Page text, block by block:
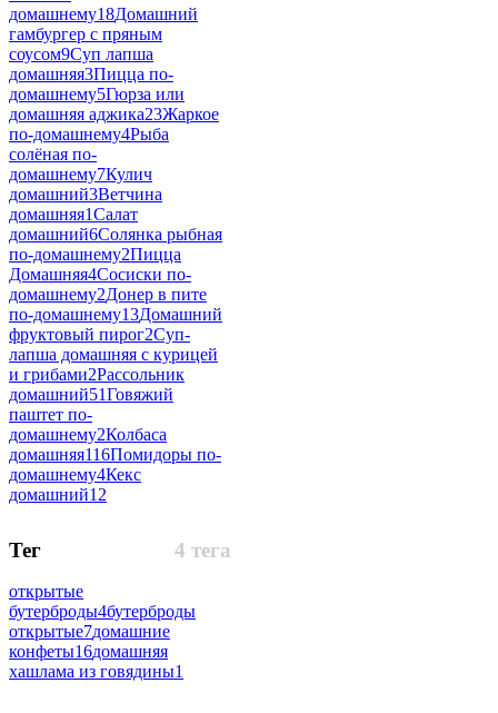
домашнему18Домашний
гамбургер с пряным
соусом9Суп лапша
домашняя3Пицца по-
домашнему5Гюрза или
домашняя аджика23Жаркое
по-домашнему4Рыба
солёная по-
домашнему7Кулич
домашний3Ветчина
домашняя1Салат
домашний6Солянка рыбная
по-домашнему2Пицца
Домашняя4Сосиски по-
домашнему2Донер в пите
по-домашнему13Домашний
фруктовый пирог2Суп-
лапша домашняя с курицей
и грибами2Рассольник
домашний51Говяжий
паштет по-
домашнему2Колбаса
домашняя116Помидоры по-
домашнему4Кекс
домашний12
4 тега
Тег
открытые
бутерброды4бутерброды
открытые7домашние
конфеты16домашняя
хашлама из говядины1